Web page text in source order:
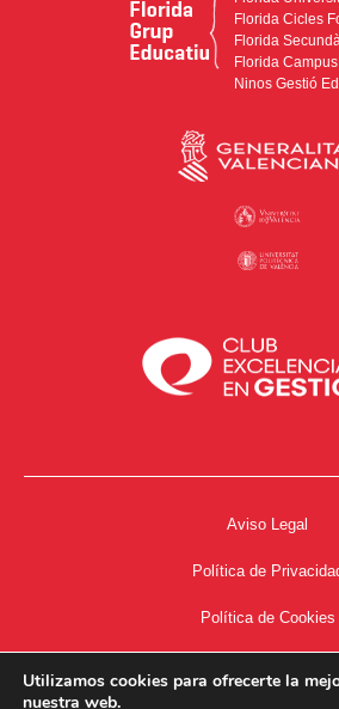
Florida Cicles
Florida
Florida
Ninos Gestió
Aviso Legal
Política de
Política de Cookies
Utilizamos cookies para ofrecerte la
nuestra web.